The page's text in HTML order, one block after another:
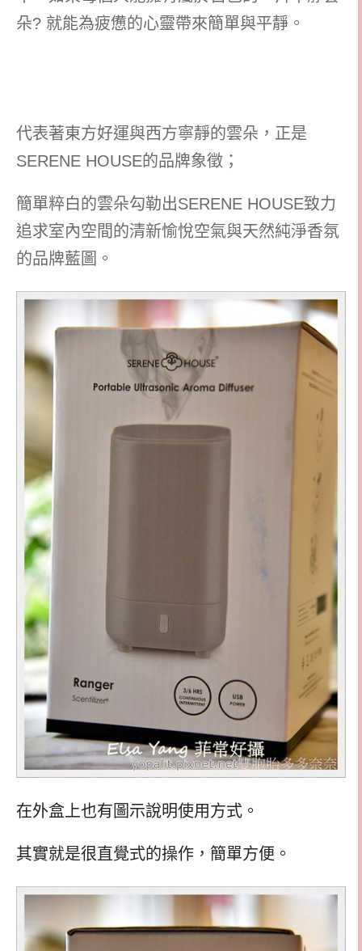
朵? 就能為疲憊的心靈帶來簡單與平靜。
代表著東方好運與西方寧靜的雲朵，正是
SERENE HOUSE的品牌象徵；
簡單粹白的雲朵勾勒出SERENE HOUSE致力
追求室內空間的清新愉悅空氣與天然純淨香氛
的品牌藍圖。
在外盒上也有圖示說明使用方式。
其實就是很直覺式的操作，簡單方便。